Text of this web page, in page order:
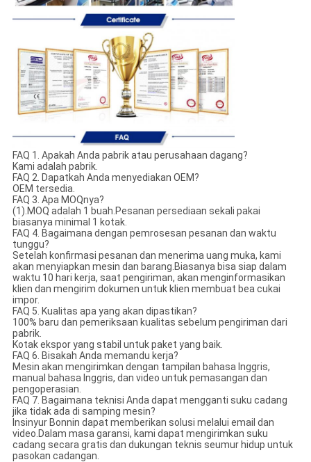
FAQ 1. Apakah Anda pabrik atau perusahaan dagang?
Kami adalah pabrik.
FAQ 2. Dapatkah Anda menyediakan OEM?
OEM tersedia.
FAQ 3. Apa MOQnya?
(1).MOQ adalah 1 buah.Pesanan persediaan sekali pakai
biasanya minimal 1 kotak.
FAQ 4. Bagaimana dengan pemrosesan pesanan dan waktu
tunggu?
Setelah konfirmasi pesanan dan menerima uang muka, kami
akan menyiapkan mesin dan barang.Biasanya bisa siap dalam
waktu 10 hari kerja, saat pengiriman, akan menginformasikan
klien dan mengirim dokumen untuk klien membuat bea cukai
impor.
FAQ 5. Kualitas apa yang akan dipastikan?
100% baru dan pemeriksaan kualitas sebelum pengiriman dari
pabrik.
Kotak ekspor yang stabil untuk paket yang baik.
FAQ 6. Bisakah Anda memandu kerja?
Mesin akan mengirimkan dengan tampilan bahasa Inggris,
manual bahasa Inggris, dan video untuk pemasangan dan
pengoperasian.
FAQ 7. Bagaimana teknisi Anda dapat mengganti suku cadang
jika tidak ada di samping mesin?
Insinyur Bonnin dapat memberikan solusi melalui email dan
video.Dalam masa garansi, kami dapat mengirimkan suku
cadang secara gratis dan dukungan teknis seumur hidup untuk
pasokan cadangan.